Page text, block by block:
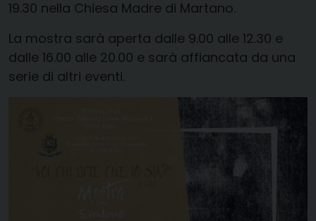
19.30 nella Chiesa Madre di Martano.
La mostra sarà aperta dalle 9.00 alle 12.30 e
dalle 16.00 alle 20.00 e sarà affiancata da una
serie di altri eventi.